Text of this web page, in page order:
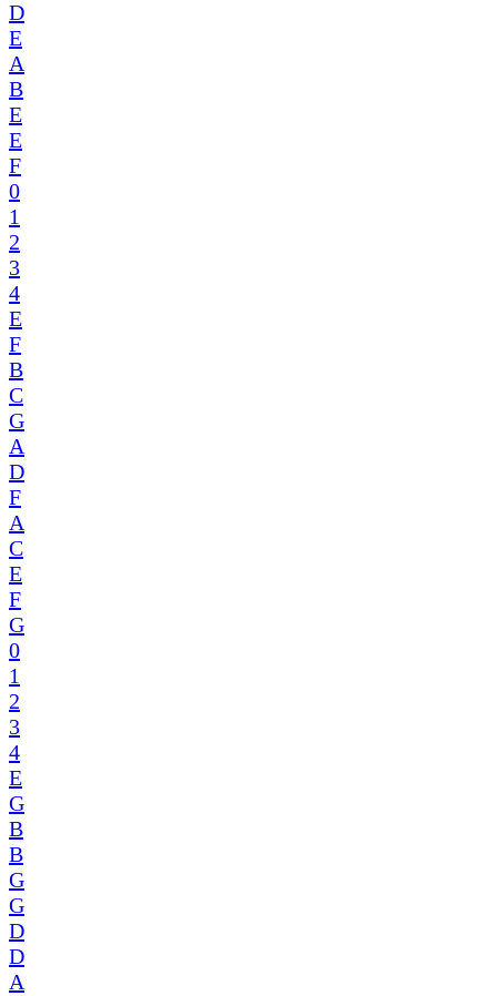
D
E
A
B
E
E
F
0
1
2
3
4
E
F
B
C
G
A
D
F
A
C
E
F
G
0
1
2
3
4
E
G
B
B
G
G
D
D
A